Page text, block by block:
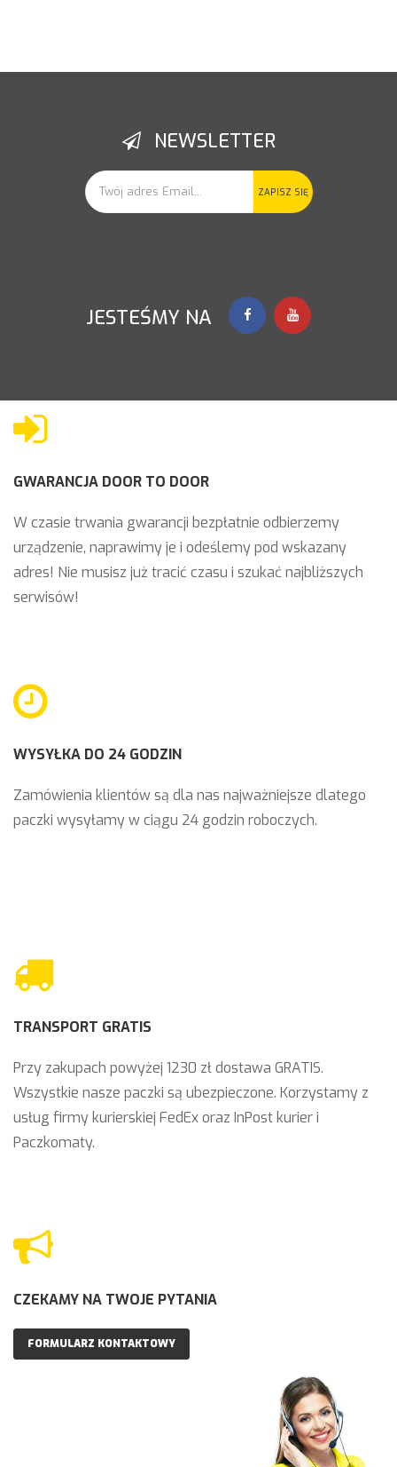
NEWSLETTER
ZAPISZ SIĘ
JESTEŚMY NA
GWARANCJA DOOR TO DOOR
W czasie trwania gwarancji bezpłatnie odbierzemy
urządzenie, naprawimy je i odeślemy pod wskazany
adres! Nie musisz już tracić czasu i szukać najbliższych
serwisów!
WYSYŁKA DO 24 GODZIN
Zamówienia klientów są dla nas najważniejsze dlatego
paczki wysyłamy w ciągu 24 godzin roboczych.
TRANSPORT GRATIS
Przy zakupach powyżej 1230 zł dostawa GRATIS.
Wszystkie nasze paczki są ubezpieczone. Korzystamy z
usług firmy kurierskiej FedEx oraz InPost kurier i
Paczkomaty.
CZEKAMY NA TWOJE PYTANIA
FORMULARZ KONTAKTOWY